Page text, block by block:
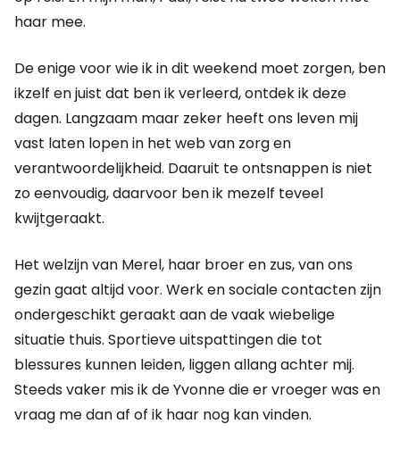
haar mee.
De enige voor wie ik in dit weekend moet zorgen, ben
ikzelf en juist dat ben ik verleerd, ontdek ik deze
dagen. Langzaam maar zeker heeft ons leven mij
vast laten lopen in het web van zorg en
verantwoordelijkheid. Daaruit te ontsnappen is niet
zo eenvoudig, daarvoor ben ik mezelf teveel
kwijtgeraakt.
Het welzijn van Merel, haar broer en zus, van ons
gezin gaat altijd voor. Werk en sociale contacten zijn
ondergeschikt geraakt aan de vaak wiebelige
situatie thuis. Sportieve uitspattingen die tot
blessures kunnen leiden, liggen allang achter mij.
Steeds vaker mis ik de Yvonne die er vroeger was en
vraag me dan af of ik haar nog kan vinden.